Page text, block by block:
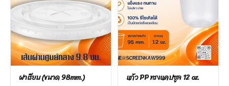
ฝาเรียบ (ขนาด 98mm.) แก้ว PP ทรงแคปซูล 12 oz.